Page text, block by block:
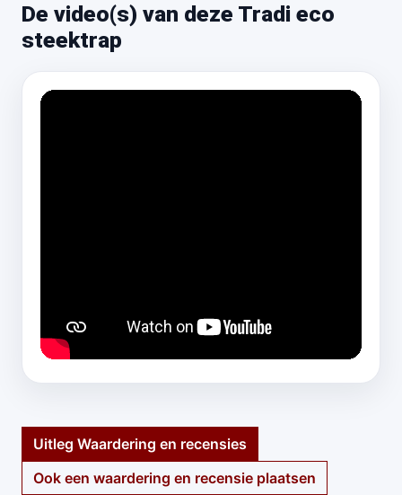
De video(s) van deze Tradi eco
steektrap
Uitleg Waardering en recensies
Ook een waardering en recensie plaatsen